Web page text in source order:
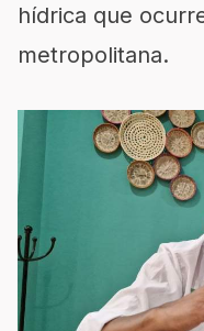
hídrica que
metropolitana.